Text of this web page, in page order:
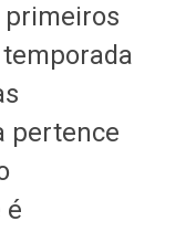
primeiros
pertence
é